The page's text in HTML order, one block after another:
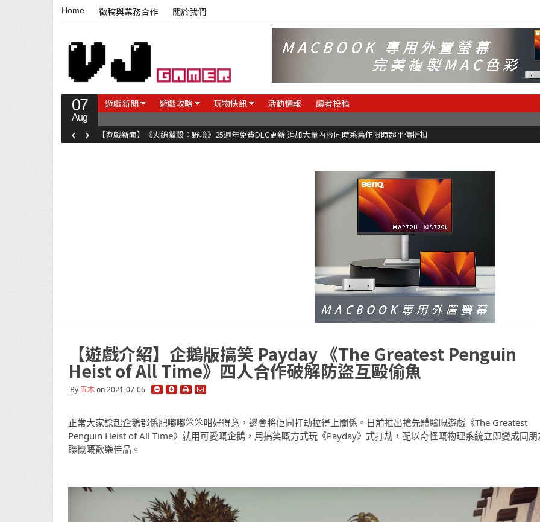
Home 徵稿與業務合作 關於我們
07
Aug
遊戲新聞 遊戲攻略 玩物快訊 活動情報 讀者投稿
【遊戲新聞】《火線獵殺：野境》25週年免費DLC更新 追加大量內容同時系舊作限時超平價折扣
‹ ›
【遊戲介紹】企鵝版搞笑 Payday 《The Greatest Penguin
Heist of All Time》四人合作破解防盜互毆偷魚
By五木on 2021-07-06
正常大家諗起企鵝都係肥嘟嘟笨笨咁好得意，邊會將佢同打劫拉得上關係。日前推出搶先體驗嘅遊戲《The Greatest
Penguin Heist of All Time》就用可愛嘅企鵝，用搞笑嘅方式玩《Payday》式打劫，配以奇怪嘅物理系統立即變成同朋
聯機嘅歡樂佳品。